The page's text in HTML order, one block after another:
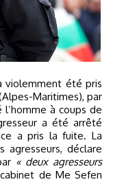
Maritimes), par
à coups de
a été arrêté
a pris la fuite. La
déclare
« deux agresseurs
de Me Sefen